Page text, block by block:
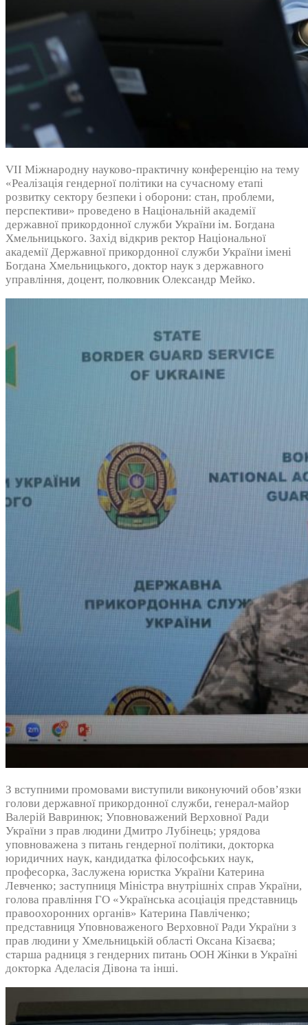
VIІ Міжнародну науково-практичну конференцію на тему
«Реалізація гендерної політики на сучасному етапі
розвитку сектору безпеки і оборони: стан, проблеми,
перспективи» проведено в Національній академії
державної прикордонної служби України ім. Богдана
Хмельницького. Захід відкрив ректор Національної
академії Державної прикордонної служби України імені
Богдана Хмельницького, доктор наук з державного
управління, доцент, полковник Олександр Мейко.
З вступними промовами виступили виконуючий обов’язки
голови державної прикордонної служби, генерал-майор
Валерій Вавринюк; Уповноважений Верховної Ради
України з прав людини Дмитро Лубінець; урядова
уповноважена з питань гендерної політики, докторка
юридичних наук, кандидатка філософських наук,
професорка, Заслужена юристка України Катерина
Левченко; заступниця Міністра внутрішніх справ України,
голова правління ГО «Українська асоціація представниць
правоохоронних органів» Катерина Павліченко;
представниця Уповноваженого Верховної Ради України з
прав людини у Хмельницькій області Оксана Кізаєва;
старша радниця з гендерних питань ООН Жінки в Україні
докторка Аделасія Дівона та інші.